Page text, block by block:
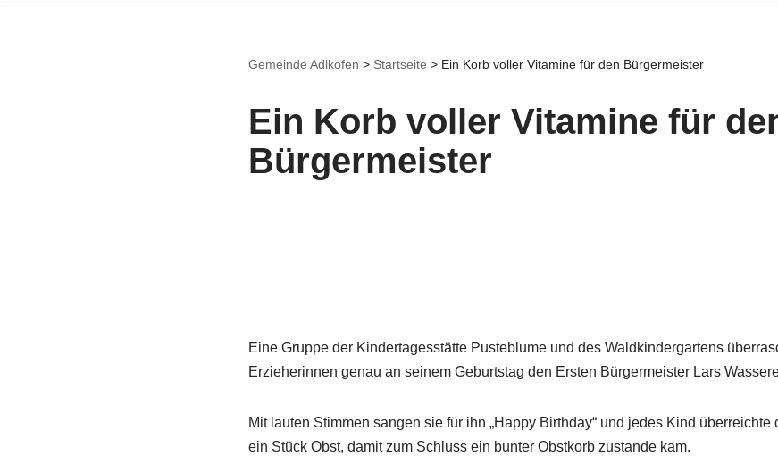
Gemeinde Adlkofen > Startseite > Ein Korb voller Vitamine für den Bürgermeister
Ein Korb voller Vitamine für
Bürgermeister
Eine Gruppe der Kindertagesstätte Pusteblume und des Waldkindergartens
Erzieherinnen genau an seinem Geburtstag den Ersten Bürgermeister Lars
Mit lauten Stimmen sangen sie für ihn „Happy Birthday“ und jedes Kind
ein Stück Obst, damit zum Schluss ein bunter Obstkorb zustande kam.